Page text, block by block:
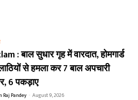
: बाल सुधार गृह में वारदात, होमगार्ड
से हमला कर 7 बाल अपचारी
6 पकड़ाए
Raj Pandey - August 9, 2026